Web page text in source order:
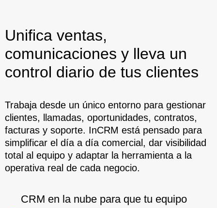
Unifica ventas,
comunicaciones y lleva un
control diario de tus clientes
Trabaja desde un único entorno para gestionar
clientes, llamadas, oportunidades, contratos,
facturas y soporte. InCRM está pensado para
simplificar el día a día comercial, dar visibilidad
total al equipo y adaptar la herramienta a la
operativa real de cada negocio.
CRM en la nube para que tu equipo